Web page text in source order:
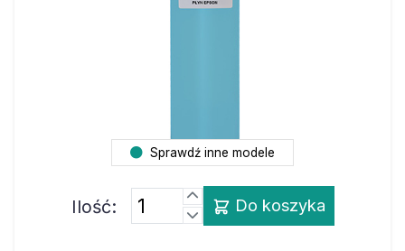
Sprawdź inne modele
Ilość: Do koszyka